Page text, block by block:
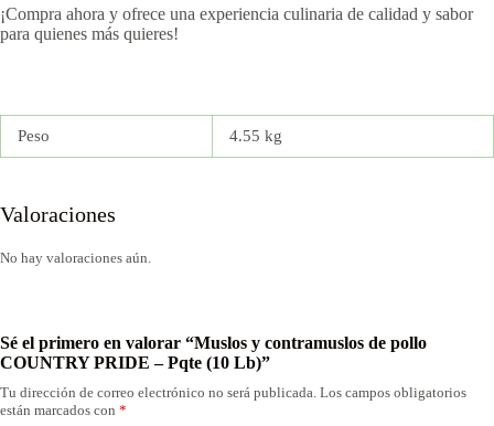
¡Compra ahora y ofrece una experiencia culinaria de calidad y sabor
para quienes más quieres!
Peso 4.55 kg
Valoraciones
No hay valoraciones aún.
Sé el primero en valorar “Muslos y contramuslos de pollo
COUNTRY PRIDE – Pqte (10 Lb)”
Tu dirección de correo electrónico no será publicada. Los campos obligatorios
están marcados con *